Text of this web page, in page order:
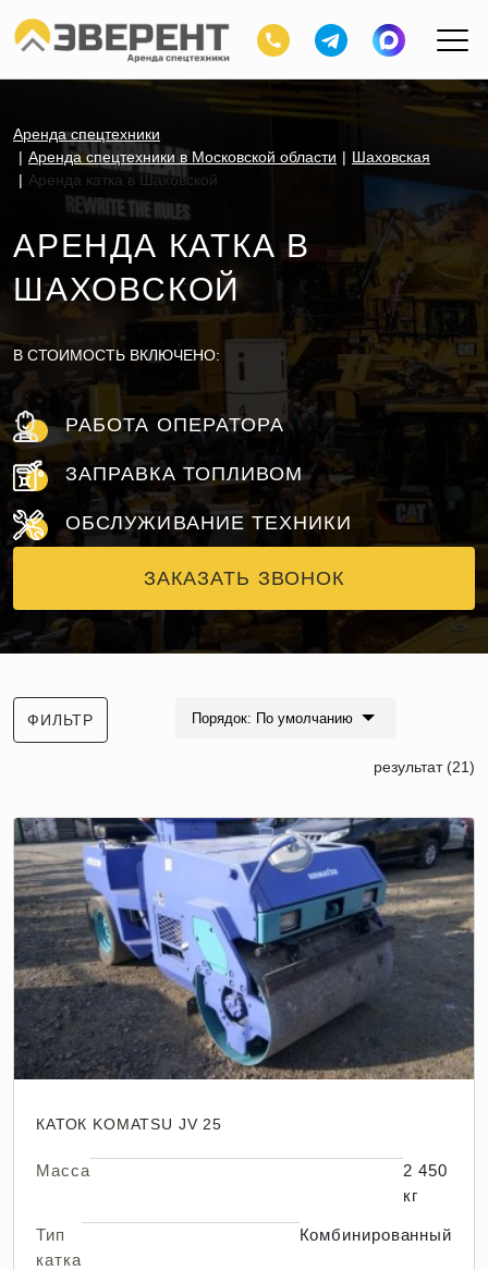
Аренда спецтехники
Аренда спецтехники в Московской области
Шаховская
Аренда катка в Шаховской
АРЕНДА КАТКА В
ШАХОВСКОЙ
В СТОИМОСТЬ ВКЛЮЧЕНО:
РАБОТА ОПЕРАТОРА
ЗАПРАВКА ТОПЛИВОМ
ОБСЛУЖИВАНИЕ ТЕХНИКИ
ЗАКАЗАТЬ ЗВОНОК
ФИЛЬТР Порядок: По умолчанию
результат (21)
КАТОК KOMATSU JV 25
Масса
2 450
кг
Тип
катка
Комбинированный